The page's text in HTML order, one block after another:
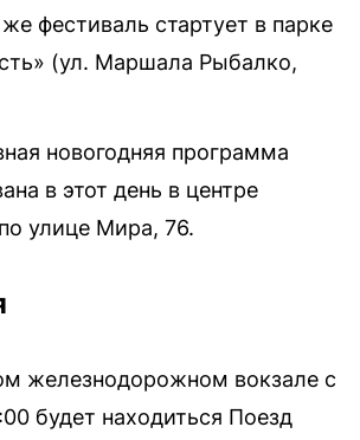
фестиваль стартует в парке
(ул. Маршала Рыбалко,
новогодняя программа
в этот день в центре
улице Мира, 76.
железнодорожном вокзале с
будет находиться Поезд